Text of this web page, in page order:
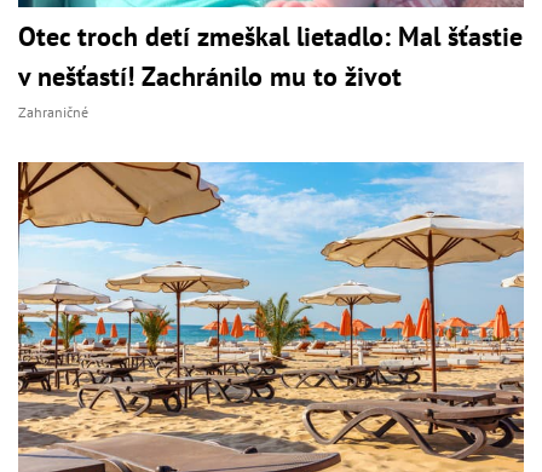
Otec troch detí zmeškal lietadlo: Mal šťastie
v nešťastí! Zachránilo mu to život
Zahraničné